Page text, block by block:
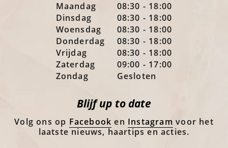
Maandag
08:30 - 18:00
Dinsdag
08:30 - 18:00
Woensdag
08:30 - 18:00
Donderdag
08:30 - 18:00
Vrijdag
08:30 - 18:00
Zaterdag
09:00 - 17:00
Zondag
Gesloten
Blijf up to date
Volg ons op Facebook en Instagram voor het
laatste nieuws, haartips en acties.